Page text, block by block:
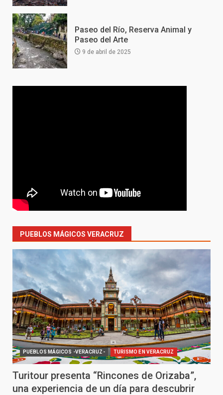
Paseo del Río, Reserva Animal y
Paseo del Arte
9 de abril de 2025
PUEBLOS MÁGICOS VERACRUZ
PUEBLOS MÁGICOS -VERACRUZ- TURISMO EN VERACRUZ
Turitour presenta “Rincones de Orizaba”,
una experiencia de un día para descubrir